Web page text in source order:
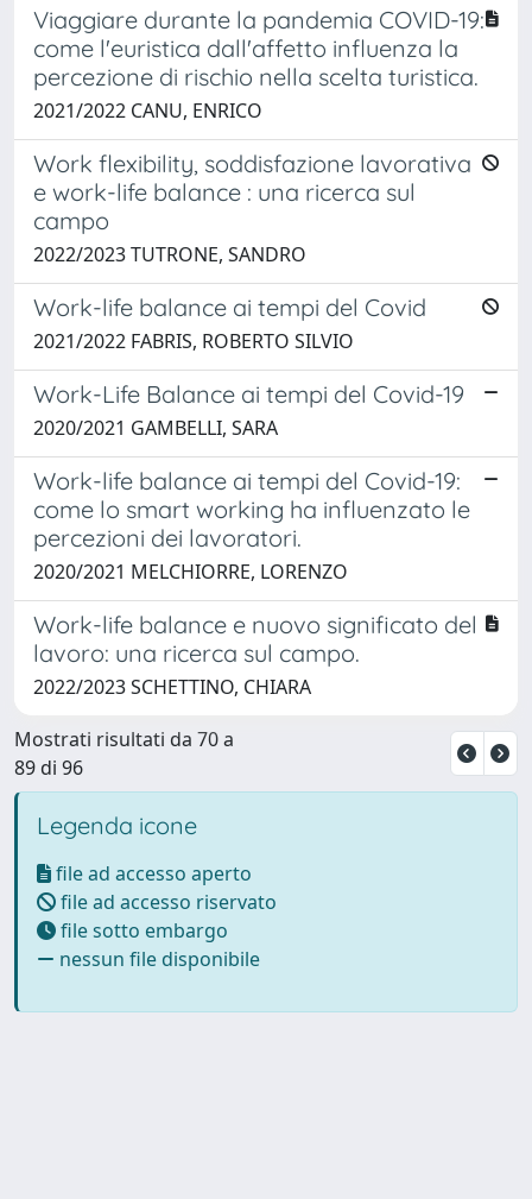
Viaggiare durante la pandemia COVID-19:
come l'euristica dall'affetto influenza la
percezione di rischio nella scelta turistica.
2021/2022 CANU, ENRICO
Work flexibility, soddisfazione lavorativa
e work-life balance : una ricerca sul
campo
2022/2023 TUTRONE, SANDRO
Work-life balance ai tempi del Covid
2021/2022 FABRIS, ROBERTO SILVIO
Work-Life Balance ai tempi del Covid-19
2020/2021 GAMBELLI, SARA
Work-life balance ai tempi del Covid-19:
come lo smart working ha influenzato le
percezioni dei lavoratori.
2020/2021 MELCHIORRE, LORENZO
Work-life balance e nuovo significato del
lavoro: una ricerca sul campo.
2022/2023 SCHETTINO, CHIARA
Mostrati risultati da 70 a
89 di 96
Legenda icone
file ad accesso aperto
file ad accesso riservato
file sotto embargo
nessun file disponibile